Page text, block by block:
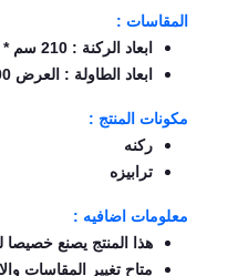
المقاسات :
ابعاد الركنة : 210 سم * 160 سم – الارتفاع 75 سم
ابعاد الطاولة : العرض 100 سم – العمق 50 سم – الارتفاع 45 سم
مكونات المنتج :
ركنه
ترابيزه
معلومات اضافيه :
هذا المنتج يصنع
متاح تغيير المقاسات